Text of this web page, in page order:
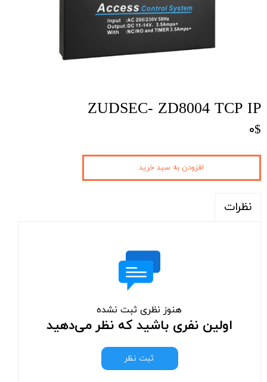
ZUDSEC- ZD8004 TCP IP
۰$
افزودن به سبد خرید
نظرات
هنوز نظری ثبت نشده
اولین نفری باشید که نظر می‌دهید
ثبت نظر